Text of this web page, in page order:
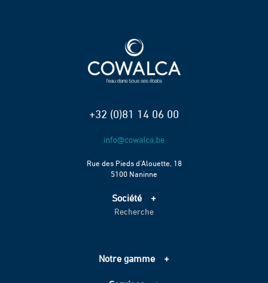
+32 (0)81 14 06 00
Rue des Pieds d’Alouette, 18
5100 Naninne
Société
Accueil
Échelle de performance CO2
Recherche
Notre gamme